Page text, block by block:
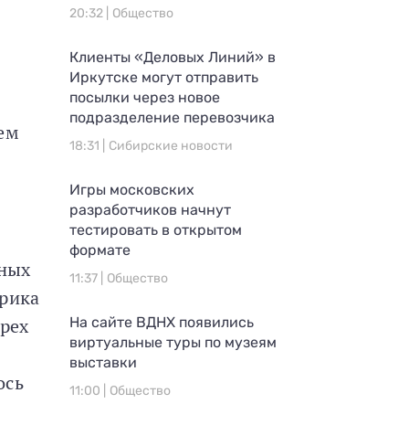
20:32 | Общество
Клиенты «Деловых Линий» в
Иркутске могут отправить
посылки через новое
подразделение перевозчика
18:31 | Сибирские новости
Игры московских
разработчиков начнут
тестировать в открытом
формате
11:37 | Общество
На сайте ВДНХ появились
виртуальные туры по музеям
выставки
11:00 | Общество